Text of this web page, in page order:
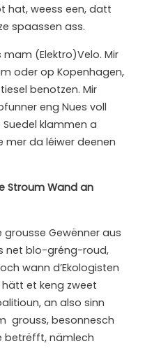
hat, weess een, datt
spaassen ass.
(Elektro)Velo. Mir
oder op Kopenhagen,
benotzen. Mir
eng Nues voll
klammen a
mer da léiwer deenen
Stroum Wand an
grousse Gewënner aus
net blo-gréng-roud,
wann d’Ekologisten
hätt et keng zweet
an also sinn
grouss, besonnesch
betrëfft, nämlech